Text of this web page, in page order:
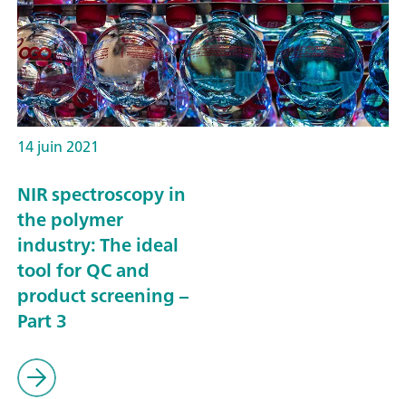
14 juin 2021
NIR spectroscopy in
the polymer
industry: The ideal
tool for QC and
product screening –
Part 3